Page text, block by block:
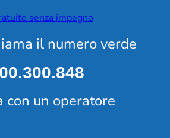
senza impegno
il numero verde
con un operatore